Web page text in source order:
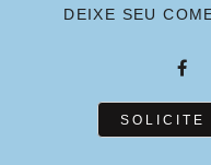
DEIXE SEU
SOLICITE